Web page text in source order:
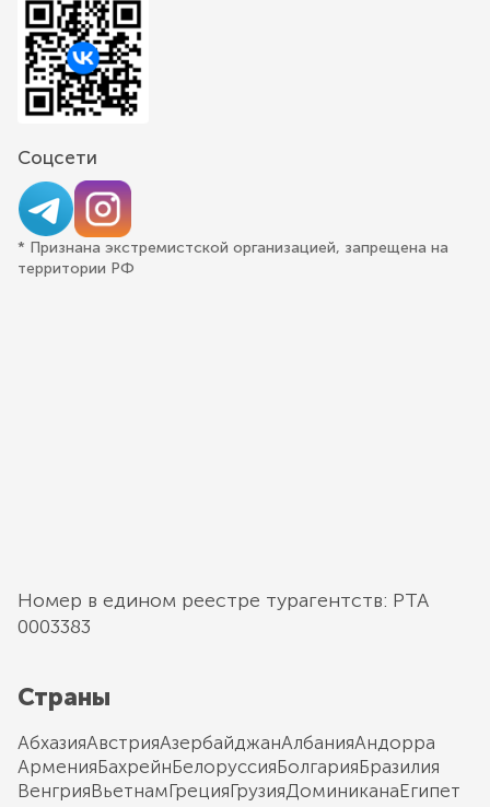
Соцсети
* Признана экстремистской организацией, запрещена на
территории РФ
Номер в едином реестре турагентств: РТА
0003383
Страны
АбхазияАвстрияАзербайджанАлбанияАндорра
АрменияБахрейнБелоруссияБолгарияБразилия
ВенгрияВьетнамГрецияГрузияДоминиканаЕгипет